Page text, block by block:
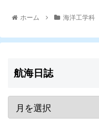
ホーム 海洋工学科
航海日誌